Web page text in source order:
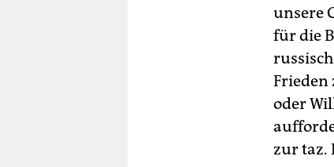
unsere
für die
Frieden
oder
zur taz.